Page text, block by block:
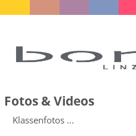
Fotos & Videos
Klassenfotos ...